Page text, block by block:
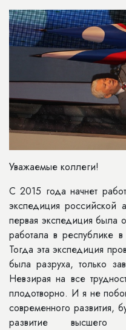
Уважаемые коллеги!
С 2015 года начнет
экспедиция российской
первая экспедиция была
работала в республике
Тогда эта экспедиция
была разруха, только
Невзирая на все
плодотворно. И я не
современного развития,
развитие